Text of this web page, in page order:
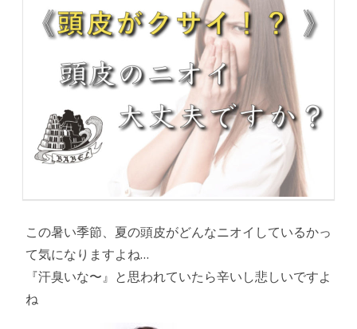
この暑い季節、夏の頭皮がどんなニオイしているかっ
て気になりますよね…
『汗臭いな〜』と思われていたら辛いし悲しいですよ
ね